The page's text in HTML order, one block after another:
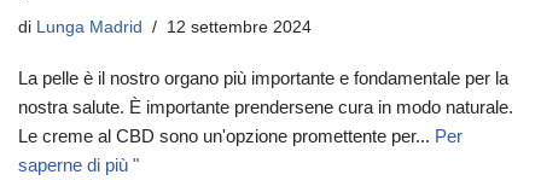
di Lunga Madrid 12 settembre 2024
La pelle è il nostro organo più importante e fondamentale per la
nostra salute. È importante prendersene cura in modo naturale.
Le creme al CBD sono un'opzione promettente per... Per
saperne di più "